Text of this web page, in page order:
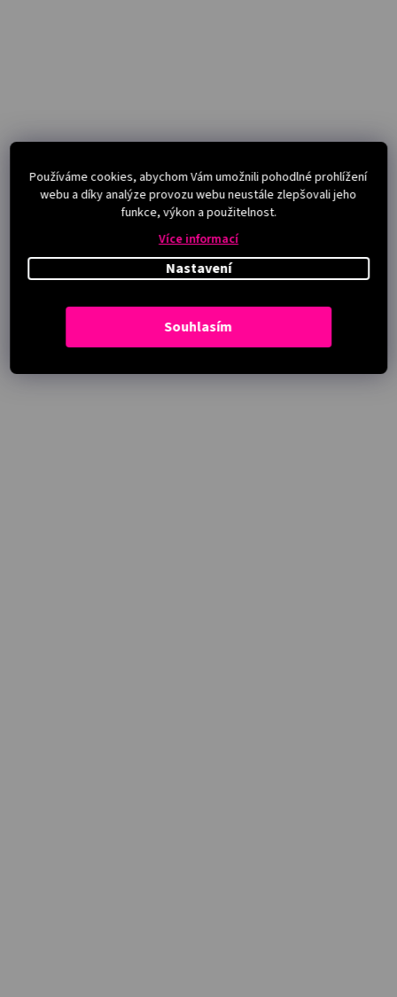
Používáme cookies, abychom Vám umožnili pohodlné prohlížení
webu a díky analýze provozu webu neustále zlepšovali jeho
funkce, výkon a použitelnost.
Více informací
Nastavení
Souhlasím